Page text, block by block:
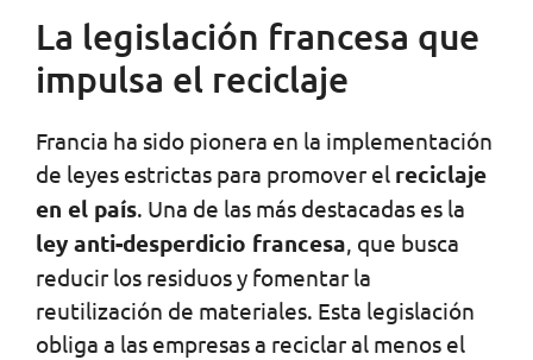
La legislación francesa que
impulsa el reciclaje
Francia ha sido pionera en la implementación
de leyes estrictas para promover el reciclaje
en el país. Una de las más destacadas es la
ley anti-desperdicio francesa, que busca
reducir los residuos y fomentar la
reutilización de materiales. Esta legislación
obliga a las empresas a reciclar al menos el